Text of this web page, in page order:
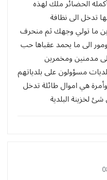
الحضائر ملك لهذه
تدخل الى نظافة
ما تولي وجهك ثم منحرف
الى ما يحمد عقباها حب
مدمنين ومخمرين
مسؤولون على بلدياتهم
هي اموال طائلة تدخل
لخزينة البلدية